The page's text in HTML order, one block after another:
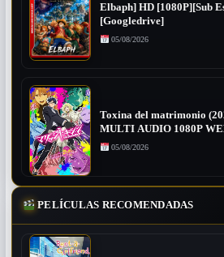
Elbaph] HD [1080P][Sub
[Googledrive]
05/08/2026
Toxina del matrimonio
MULTI AUDIO 1080P
05/08/2026
PELÍCULAS RECOMENDADAS